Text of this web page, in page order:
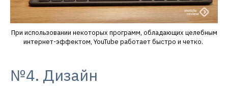
При использовании некоторых программ, обладающих целебным
интернет-эффектом, YouTube работает быстро и четко.
№4. Дизайн